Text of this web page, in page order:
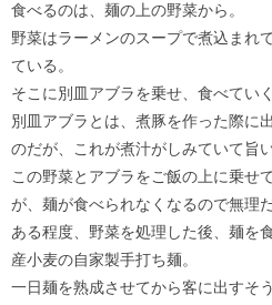
食べるのは、麺の上の野菜から。
野菜はラーメンのスープで煮込まれ
ている。
そこに別皿アブラを乗せ、食べていく
別皿アブラとは、煮豚を作った際に
のだが、これが煮汁がしみていて旨い
この野菜とアブラをご飯の上に乗せ
が、麺が食べられなくなるので無理だ
ある程度、野菜を処理した後、麺を
産小麦の自家製手打ち麺。
一日麺を熟成させてから客に出すそ